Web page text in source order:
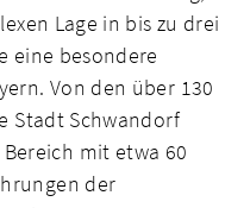
Lage in bis zu drei
eine besondere
Von den über 130
Stadt Schwandorf
mit etwa 60
der